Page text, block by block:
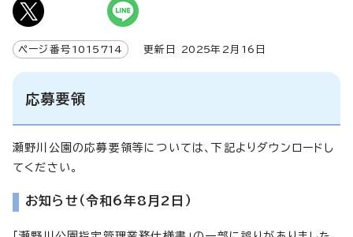
ページ番号 1015714 更新日 2025年2月 16 日
応募要領
瀬野川公園の応募要領等については、下記よりダウンロードし
てください。
お知らせ（令和6年8月2日）